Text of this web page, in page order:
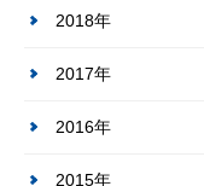
2018年
2017年
2016年
2015年